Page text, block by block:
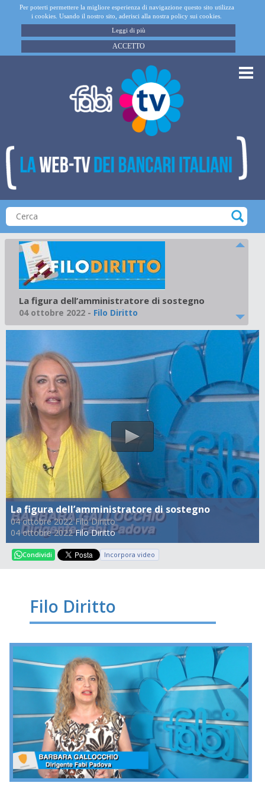
Per poterti permettere la migliore esperienza di navigazione questo sito utilizza
i cookies. Usando il nostro sito, aderisci alla nostra policy sui cookies.
Leggi di più
ACCETTO
La figura dell’amministratore di sostegno
04 ottobre 2022 Filo Diritto
04 ottobre 2022 Filo Diritto
La figura dell’amministratore di sostegno
04 ottobre 2022 - Filo Diritto
Condividi Incorpora video
Filo Diritto